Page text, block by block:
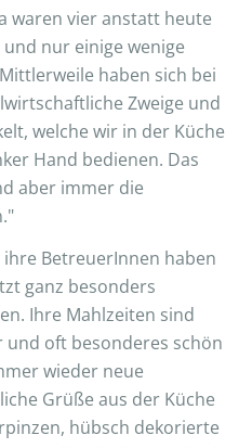
waren vier anstatt heute
nur einige wenige
haben sich bei
Zweige und
welche wir in der Küche
Hand bedienen. Das
aber immer die
BetreuerInnen haben
ganz besonders
Ihre Mahlzeiten sind
oft besonderes schön
wieder neue
Grüße aus der Küche
hübsch dekorierte